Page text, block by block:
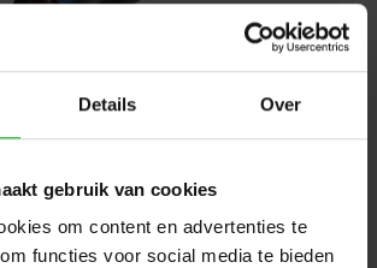
Details Over
gebruik van cookies
om content en advertenties te
functies voor social media te bieden
BAG | XLR kabeldeel 7 pin pen zwarte
Login voor prijzen